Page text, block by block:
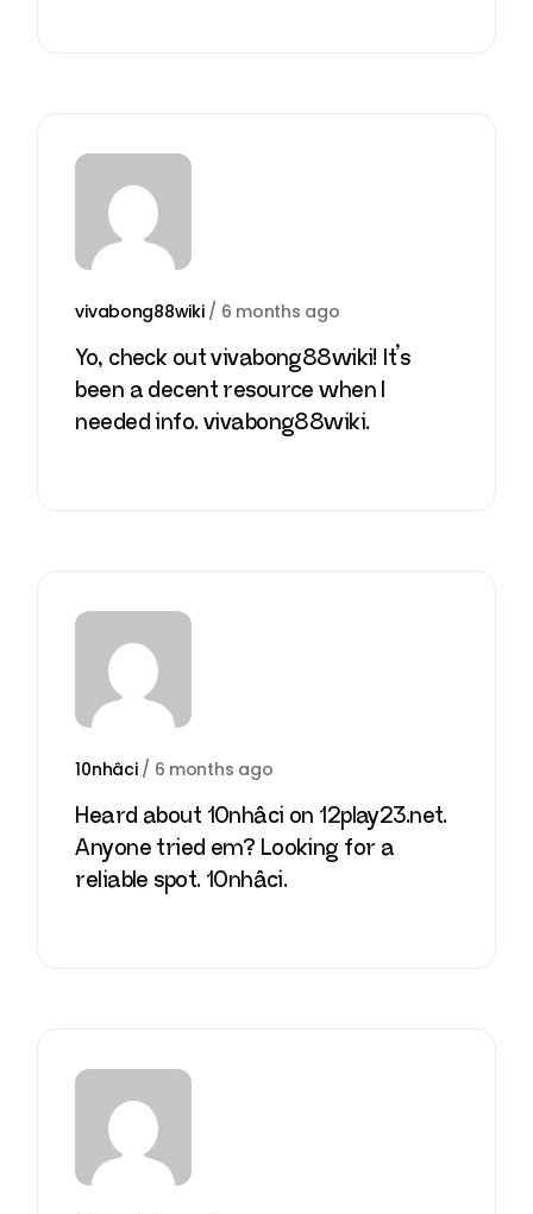
vivabong88wiki / 6 months ago
Yo, check out vivabong88wiki! It’s
been a decent resource when I
needed info.vivabong88wiki.
10nhâci / 6 months ago
Heard about 10nhâci on 12play23.net.
Anyone tried em? Looking for a
reliable spot. 10nhâci.